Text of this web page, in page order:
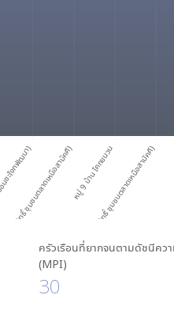
กพัฒนา)นตลาดเหนือสามัคคี)หมู่ 9 บ้าน โคกขนวน
ห
มู่
9
บ้
า
น
โ
ค
ก
ข
น
ว
น
(
ท
ต
.
ค
ช
สิ
ท
ธิ์
ชุ
ม
ช
น
ต
ล
า
ด
เ
ห
นื
อ
ส
า
มั
ค
คี
)
ครัวเรือนที่ยากจนตามดัชนีคว
(MPI)
30